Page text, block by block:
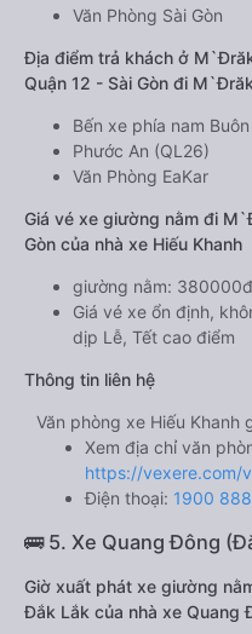
Văn Phòng Sài Gòn
Địa điểm trả khách ở
Quận 12 - Sài Gòn đi
Bến xe phía nam
Phước An (QL26)
Văn Phòng EaKar
Giá vé xe giường nằm đi
Gòn của nhà xe Hiếu Khanh
giường nằm:
Giá vé xe ổn định,
dịp Lễ, Tết cao điểm
Thông tin liên hệ
Văn phòng xe Hiếu Khanh
Xem địa chỉ văn
https://vexere.com/
Điện thoại: 1900
🚌 5. Xe Quang Đông
Giờ xuất phát xe giường
Đắk Lắk của nhà xe Quang